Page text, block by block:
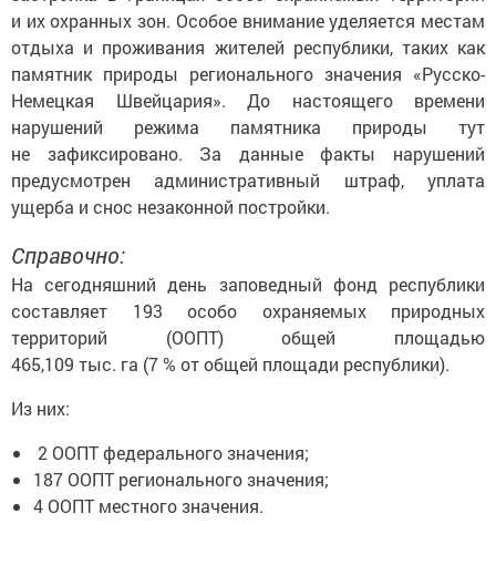
и их охранных зон. Особое внимание уделяется местам
отдыха и проживания жителей республики, таких как
памятник природы регионального значения «Русско-
Немецкая Швейцария». До настоящего времени
нарушений режима памятника природы тут
не зафиксировано. За данные факты нарушений
предусмотрен административный штраф, уплата
ущерба и снос незаконной постройки.
Справочно:
На сегодняшний день заповедный фонд республики
составляет 193 особо охраняемых природных
территорий (ООПТ) общей площадью
465,109 тыс. га (7 % от общей площади республики).
Из них:
2 ООПТ федерального значения;
187 ООПТ регионального значения;
4 ООПТ местного значения.